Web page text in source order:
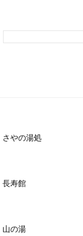
さやの湯処
長寿館
山の湯